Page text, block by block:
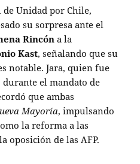
Unidad por Chile,
su sorpresa ante el
Rincón a la
Kast, señalando que su
notable. Jara, quien fue
el mandato de
que ambas
Mayoría, impulsando
la reforma a las
oposición de las AFP.